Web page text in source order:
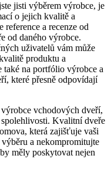
jisti‌ výběrem výrobce, je
o jejich kvalitě a
‍a recenze od
od daného výrobce.
uživatelů vám může
produktu a
také​ na portfólio výrobce ⁢a
které ⁢přesně odpovídají
vchodových ‍dveří,
Kvalitní ‌dveře
která ‍zajišťuje vaši
a nekompromitujte
měly ⁣poskytovat nejen